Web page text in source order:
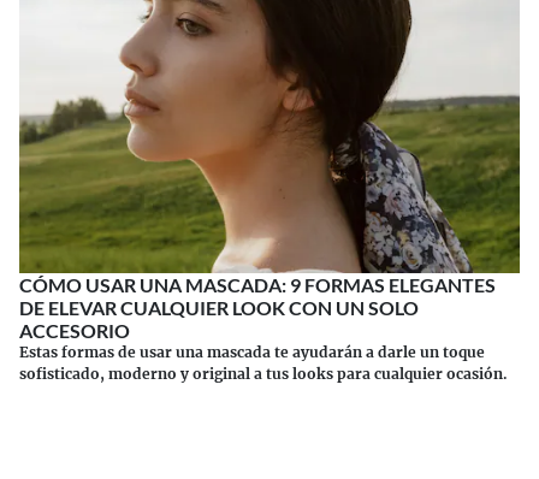
CÓMO USAR UNA MASCADA: 9 FORMAS ELEGANTES
DE ELEVAR CUALQUIER LOOK CON UN SOLO
ACCESORIO
Estas formas de usar una mascada te ayudarán a darle un toque
sofisticado, moderno y original a tus looks para cualquier ocasión.